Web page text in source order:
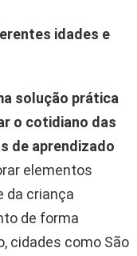
idades e
solução prática
o cotidiano das
de aprendizado
elementos
da criança
de forma
cidades como São